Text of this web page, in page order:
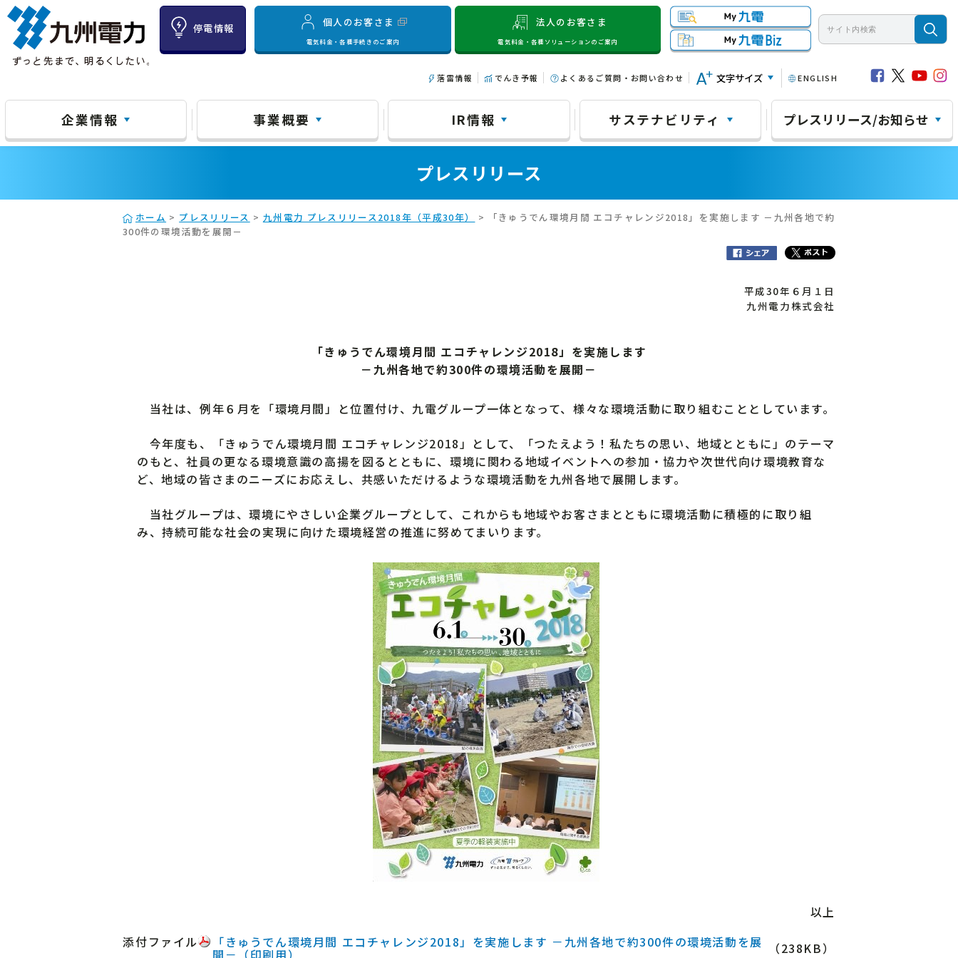
停電情報
個人のお客さま
電気料金・各種手続きのご案内
法人のお客さま
電気料金・各種ソリューションのご案内
落雷情報 でんき予報 よくあるご質問・お問い合わせ 文字サイズ ENGLISH
企業情報 事業概要 IR情報 サステナビリティ プレスリリース/お知らせ
プレスリリース
ホーム > プレスリリース > 九州電力 プレスリリース2018年（平成30年）
> 「きゅうでん環境月間 エコチャレンジ2018」を実施します －九州各地で約
300件の環境活動を展開－
平成30年６月１日
九州電力株式会社
「きゅうでん環境月間 エコチャレンジ2018」を実施します
－九州各地で約300件の環境活動を展開－
当社は、例年６月を「環境月間」と位置付け、九電グループ一体となって、様々な環境活動に取り組むこととしています。
今年度も、「きゅうでん環境月間 エコチャレンジ2018」として、「つたえよう！私たちの思い、地域とともに」のテーマ
のもと、社員の更なる環境意識の高揚を図るとともに、環境に関わる地域イベントへの参加・協力や次世代向け環境教育な
ど、地域の皆さまのニーズにお応えし、共感いただけるような環境活動を九州各地で展開します。
当社グループは、環境にやさしい企業グループとして、これからも地域やお客さまとともに環境活動に積極的に取り組
み、持続可能な社会の実現に向けた環境経営の推進に努めてまいります。
以上
添付ファイル
「きゅうでん環境月間 エコチャレンジ2018」を実施します －九州各地で約300件の環境活動を展 （238KB）